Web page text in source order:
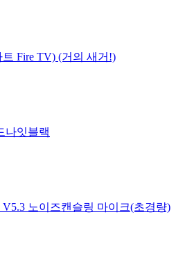
Fire TV) (거의 새거!)
나잇블랙
노이즈캔슬링 마이크(초경량)